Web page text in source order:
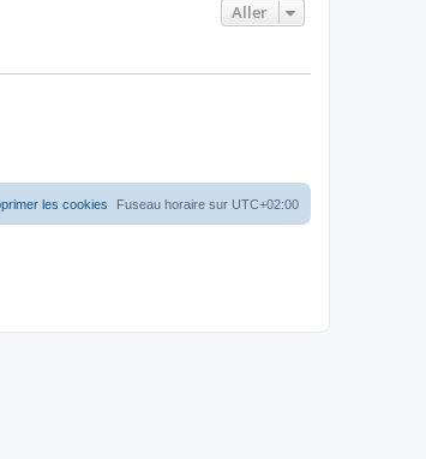
Aller
Fuseau horaire sur UTC+02:00
les cookies